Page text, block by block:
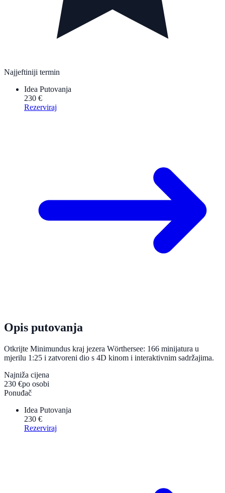
Najjeftiniji termin
Idea Putovanja
230 €
Rezerviraj
Opis putovanja
Otkrijte Minimundus kraj jezera Wörthersee: 166 minijatura u
mjerilu 1:25 i zatvoreni dio s 4D kinom i interaktivnim sadržajima.
Najniža cijena
230 €po osobi
Ponuđač
Idea Putovanja
230 €
Rezerviraj